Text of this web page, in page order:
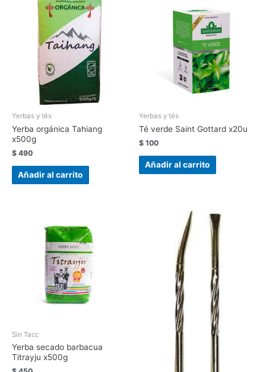
Yerbas y tés
Yerba orgánica Tahiang
x500g
$ 490
Añadir al carrito
Yerbas y tés
Té verde Saint Gottard x20u
$ 100
Añadir al carrito
Sin Tacc
Yerba secado barbacua
Titrayju x500g